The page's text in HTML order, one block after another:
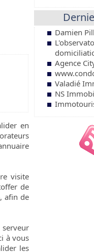
en
visite
de
afin de
à vous
les
Damien
Agence
Valadié
NS